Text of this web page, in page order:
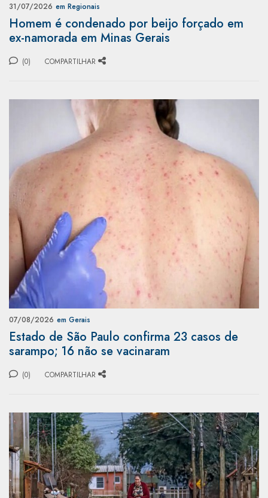
31/07/2026 em Regionais
Homem é condenado por beijo forçado em
ex-namorada em Minas Gerais
(0) COMPARTILHAR
07/08/2026 em Gerais
Estado de São Paulo confirma 23 casos de
sarampo; 16 não se vacinaram
(0) COMPARTILHAR